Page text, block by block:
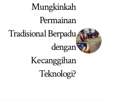
Mungkinkah
Permainan
Tradisional Berpadu
dengan
Kecanggihan
Teknologi?